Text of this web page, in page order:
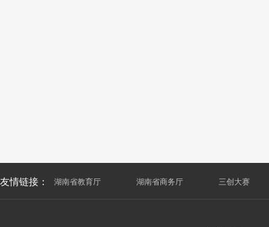
友情链接： 湖南省教育厅 湖南省商务厅 三创大赛